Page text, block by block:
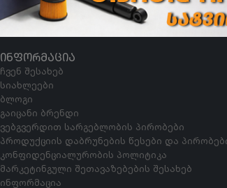
ᲘᲜᲤᲝᲠᲛᲐᲪᲘᲐ
ჩვენ შესახებ
სიახლეები
ბლოგი
გაიცანი ბრენდი
ვებგვერდით სარგებლობის პირობები
პროდუქციის დაბრუნების წესები და
კონფიდენციალურობის პოლიტიკა
მარკეტინგული შეთავაზებების შესახებ
ინფორმაცია